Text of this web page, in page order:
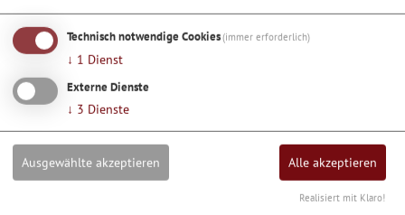
Bronzeschmieds tauchen die Teilnehmer
in die Welt der Römer und des
Technisch notwendige Cookies(immer erforderlich)
↓ 1 Dienst
Externe Dienste
↓ 3 Dienste
Ausgewählte akzeptieren Alle akzeptieren
Realisiert mit Klaro!